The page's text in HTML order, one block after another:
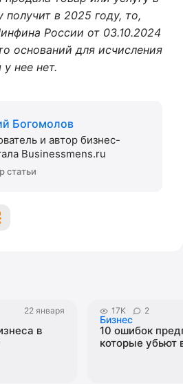
получит в 2025 году, то,
России от 03.10.2024
оснований для исчисления
нее нет.
Богомолов
и автор бизнес-
Businessmens.ru
статьи
22 января
в
17K 2
Бизнес
10 ошибок
которые убьют